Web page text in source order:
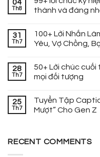
04
Th8
thành và đáng
31
Th7
100+ Lời Nhắn
Yêu, Vợ Chồng,
28
Th7
50+ Lời chúc
mọi đối tượng
25
Th7
Tuyển Tập
Mượt” Cho Gen Z
RECENT COMMENTS